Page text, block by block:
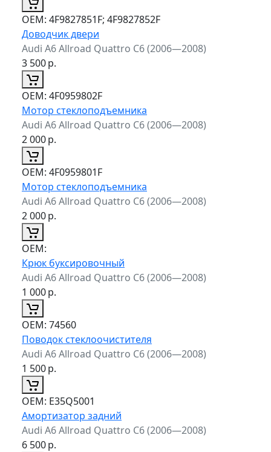
ОЕМ: 4F9827851F; 4F9827852F
Доводчик двери
Audi A6 Allroad Quattro C6 (2006—2008)
3 500р.
ОЕМ: 4F0959802F
Мотор стеклоподъемника
Audi A6 Allroad Quattro C6 (2006—2008)
2 000р.
ОЕМ: 4F0959801F
Мотор стеклоподъемника
Audi A6 Allroad Quattro C6 (2006—2008)
2 000р.
ОЕМ:
Крюк буксировочный
Audi A6 Allroad Quattro C6 (2006—2008)
1 000р.
ОЕМ: 74560
Поводок стеклоочистителя
Audi A6 Allroad Quattro C6 (2006—2008)
1 500р.
ОЕМ: E35Q5001
Амортизатор задний
Audi A6 Allroad Quattro C6 (2006—2008)
6 500р.